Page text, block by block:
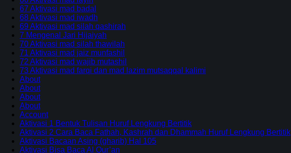
67 Aktivasi mad badal
68 Aktivasi mad iwadh
69 Aktivasi mad silah qashirah
7 Mengenal Jari Hijaiyah
70 Aktivasi mad silah thawilah
71 Aktivasi mad jaiz munfashil
72 Aktivasi mad wajib mutashil
73 Aktivasi mad farqi dan mad lazim mutsaqqal kalimi
About
About
About
About
Account
Aktivasi 1 Bentuk Tulisan Huruf Lengkung Bertitik
Aktivasi 2 Cara Baca Fathah, Kashrah dan Dhammah Huruf Lengkung Bertitik
Aktivasi Bacaan Asing (gharib) Hal 105
Aktivasi Bisa Baca Al Qur’an